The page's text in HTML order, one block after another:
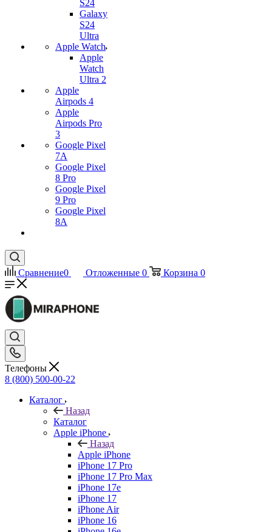
S24
Galaxy
S24
Ultra
Apple Watch
Apple
Watch
Ultra 2
Apple
Airpods 4
Apple
Airpods Pro
3
Google Pixel
7А
Google Pixel
8 Pro
Google Pixel
9 Pro
Google Pixel
8A
Сравнение0 Отложенные 0 Корзина 0
Телефоны
8 (800) 500-00-22
Каталог
Назад
Каталог
Apple iPhone
Назад
Apple iPhone
iPhone 17 Pro
iPhone 17 Pro Max
iPhone 17e
iPhone 17
iPhone Air
iPhone 16